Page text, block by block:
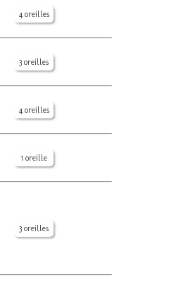
4 oreilles
3 oreilles
4 oreilles
1 oreille
3 oreilles